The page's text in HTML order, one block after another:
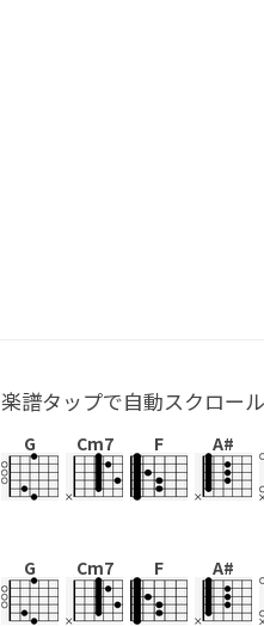
楽譜タップで自動スクロー
G Cm7 F A#
G Cm7 F A#